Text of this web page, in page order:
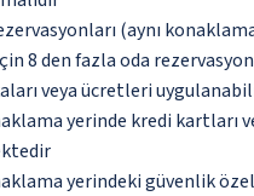
(aynı
8 den fazla oda
veya ücretleri
yerinde kredi kartları
yerindeki güvenlik